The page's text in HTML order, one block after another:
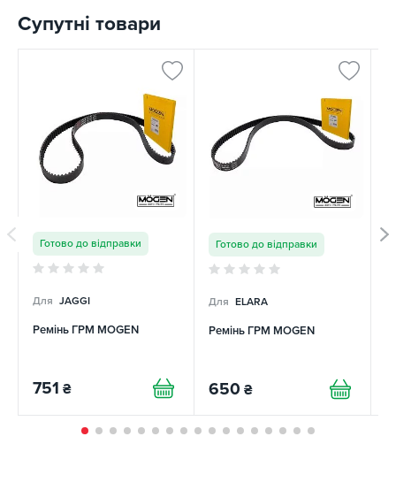
Супутні товари
Готово до відправки
Для JAGGI
Ремінь ГРМ MOGEN
751 ₴
Готово до відправки
Для ELARA
Ремінь ГРМ MOGEN
650 ₴